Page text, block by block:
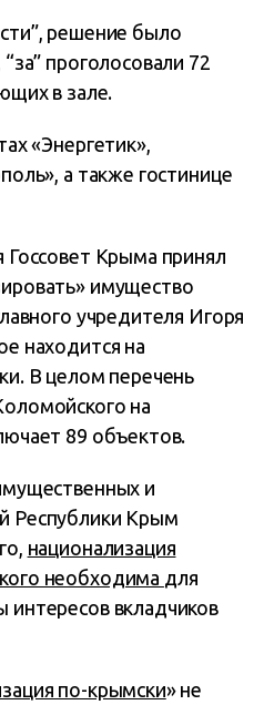
решение было
проголосовали 72
в зале.
«Энергетик»,
а также гостинице
Крыма принял
имущество
учредителя Игоря
находится на
В целом перечень
на
89 объектов.
и
Республики Крым
национализация
необходима для
вкладчиков
по-крымски» не